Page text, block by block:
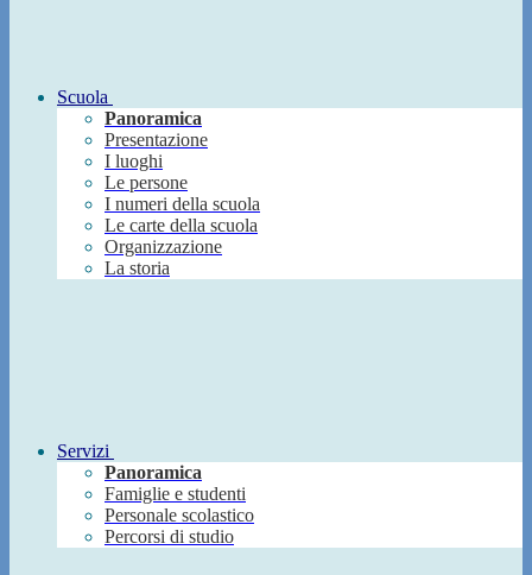
Scuola
Panoramica
Presentazione
I luoghi
Le persone
I numeri della scuola
Le carte della scuola
Organizzazione
La storia
Servizi
Panoramica
Famiglie e studenti
Personale scolastico
Percorsi di studio